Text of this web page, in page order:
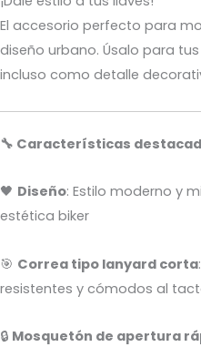
El accesorio perfecto para
diseño urbano. Úsalo para
incluso como detalle
🔧 Características
🖤 Diseño: Estilo moderno y
estética biker
🎯 Correa tipo lanyard corta
resistentes y cómodos al
🔒 Mosquetón de apertura